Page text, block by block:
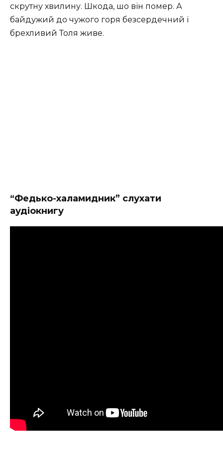
скрутну хвилину. Шкода, шо він помер. А
байдужий до чужого горя безсердечний і
брехливий Толя живе.
“Федько-халамидник” слухати
аудіокнигу